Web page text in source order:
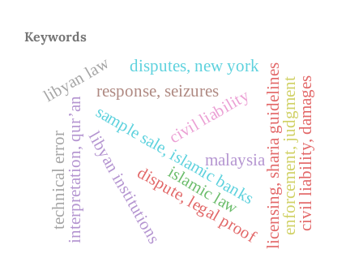
Keywords
sample sale, islamic banks
malaysialicensing, sharia guidelines
libyan institutionsislamic law
civil liability
response, seizures
libyan law
dispute, legal proof
interpretation, qur’an enforcement, judgment
disputes, new york
civil liability, damages
technical error